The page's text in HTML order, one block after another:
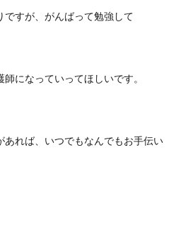
ですが、がんばって勉強して
になっていってほしいです。
あれば、いつでもなんでもお手伝い